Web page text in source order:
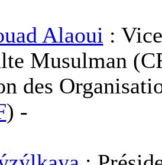
Alaoui :
Musulman
des
) -